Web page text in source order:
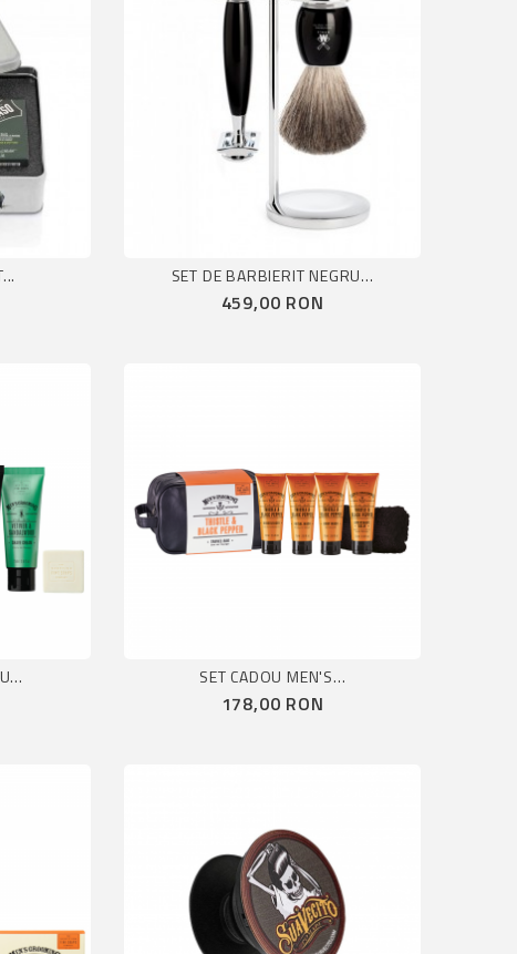
SET DE BARBIERIT NEGRU...
Pret
459,00 RON
SET CADOU MEN'S...
Pret
178,00 RON